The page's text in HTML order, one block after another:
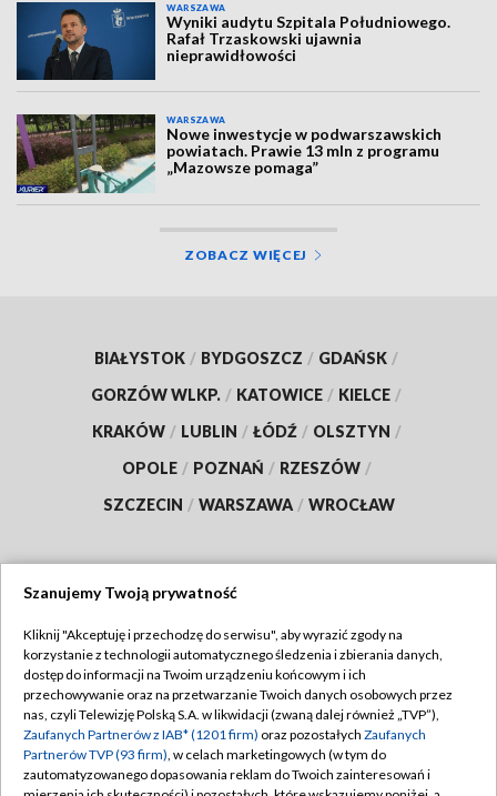
WARSZAWA
Wyniki audytu Szpitala Południowego.
Rafał Trzaskowski ujawnia
nieprawidłowości
WARSZAWA
Nowe inwestycje w podwarszawskich
powiatach. Prawie 13 mln z programu
„Mazowsze pomaga”
ZOBACZ WIĘCEJ
BIAŁYSTOK / BYDGOSZCZ / GDAŃSK /
GORZÓW WLKP. / KATOWICE / KIELCE /
KRAKÓW / LUBLIN / ŁÓDŹ / OLSZTYN /
OPOLE / POZNAŃ / RZESZÓW /
SZCZECIN / WARSZAWA / WROCŁAW
TVP
Abonament TVP
Emisja w TVP
Centrum informacji TVP
Regulamin TVP
Polityka prywatności
Moje zgody
Szanujemy Twoją prywatność
Kliknij "Akceptuję i przechodzę do serwisu", aby wyrazić zgody na
korzystanie z technologii automatycznego śledzenia i zbierania danych,
dostęp do informacji na Twoim urządzeniu końcowym i ich
przechowywanie oraz na przetwarzanie Twoich danych osobowych przez
nas, czyli Telewizję Polską S.A. w likwidacji (zwaną dalej również „TVP”),
Zaufanych Partnerów z IAB* (1201 firm) oraz pozostałych Zaufanych
Partnerów TVP (93 firm), w celach marketingowych (w tym do
zautomatyzowanego dopasowania reklam do Twoich zainteresowań i